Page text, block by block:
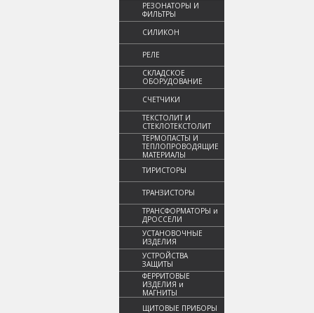
РЕЗОНАТОРЫ И
ФИЛЬТРЫ
СИЛИКОН
РЕЛЕ
СКЛАДСКОЕ
ОБОРУДОВАНИЕ
СЧЕТЧИКИ
ТЕКСТОЛИТ И
СТЕКЛОТЕКСТОЛИТ
ТЕРМОПАСТЫ И
ТЕПЛОПРОВОДЯЩИЕ
МАТЕРИАЛЫ
ТИРИСТОРЫ
ТРАНЗИСТОРЫ
ТРАНСФОРМАТОРЫ и
ДРОССЕЛИ
УСТАНОВОЧНЫЕ
ИЗДЕЛИЯ
УСТРОЙСТВА
ЗАЩИТЫ
ФЕРРИТОВЫЕ
ИЗДЕЛИЯ и
МАГНИТЫ
ЩИТОВЫЕ ПРИБОРЫ